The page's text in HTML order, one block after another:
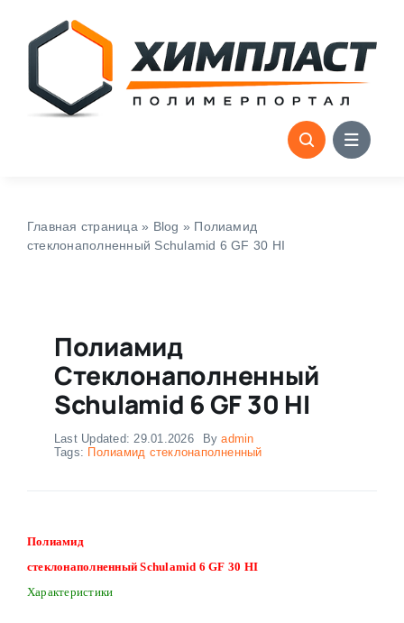
content
Главная страница » Blog » Полиамид
стеклонаполненный Schulamid 6 GF 30 HI
Полиамид
Стеклонаполненный
Schulamid 6 GF 30 HI
Last Updated: 29.01.2026 Byadmin
Tags: Полиамид стеклонаполненный
Полиамид
стеклонаполненный Schulamid 6 GF 30 HI
Характеристики